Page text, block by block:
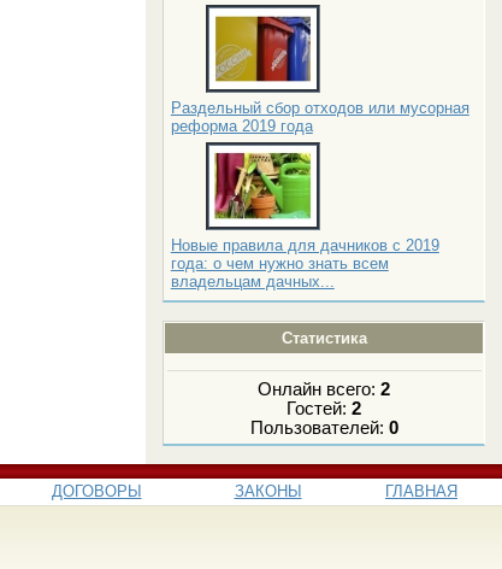
Раздельный сбор отходов или мусорная
реформа 2019 года
Новые правила для дачников с 2019
года: о чем нужно знать всем
владельцам дачных...
Статистика
Онлайн всего:2
Гостей:2
Пользователей: 0
ДОГОВОРЫ ЗАКОНЫ ГЛАВНАЯ